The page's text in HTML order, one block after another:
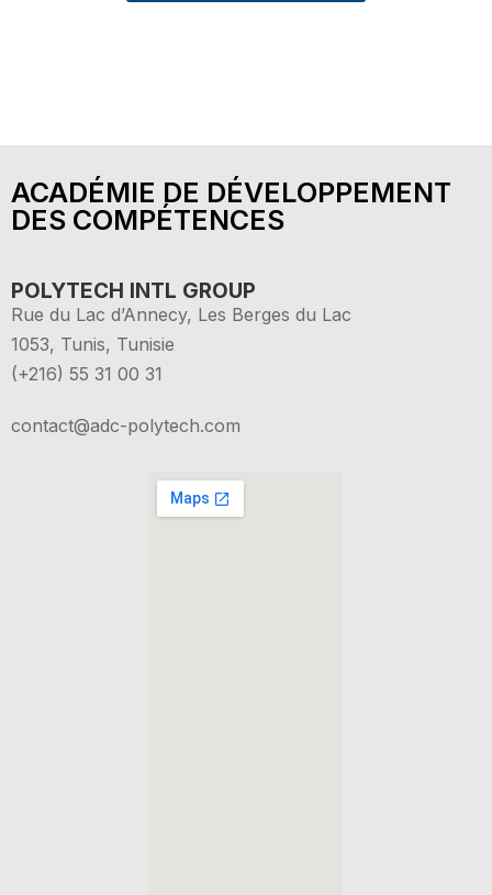
ACADÉMIE DE DÉVELOPPEMENT
DES COMPÉTENCES
POLYTECH INTL GROUP
Rue du Lac d’Annecy, Les Berges du Lac
1053, Tunis, Tunisie
(+216) 55 31 00 31
contact@adc-polytech.com